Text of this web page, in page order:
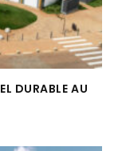
DURABLE AU